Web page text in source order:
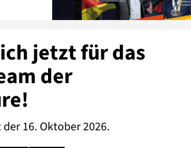
jetzt für das
der
16. Oktober 2026.